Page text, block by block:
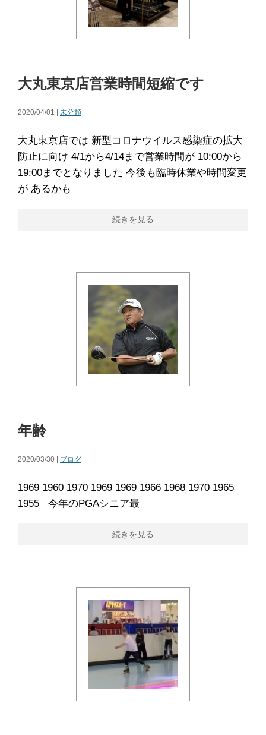
大丸東京店営業時間短縮です
2020/04/01 | 未分類
大丸東京店では 新型コロナウイルス感染症の拡大
防止に向け 4/1から4/14まで営業時間が 10:00から
19:00までとなりました 今後も臨時休業や時間変更
が あるかも
続きを見る
年齢
2020/03/30 | ブログ
1969 1960 1970 1969 1969 1966 1968 1970 1965
1955 今年のPGAシニア最
続きを見る